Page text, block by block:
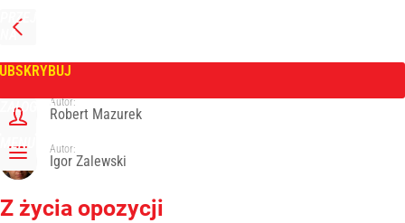
PRZEJDŹ
NA
GŁÓWNĄ
ZALOGUJ
MENU
Tygodnik Wprost
Autor:
Robert Mazurek
Autor:
Igor Zalewski
Z życia opozycji